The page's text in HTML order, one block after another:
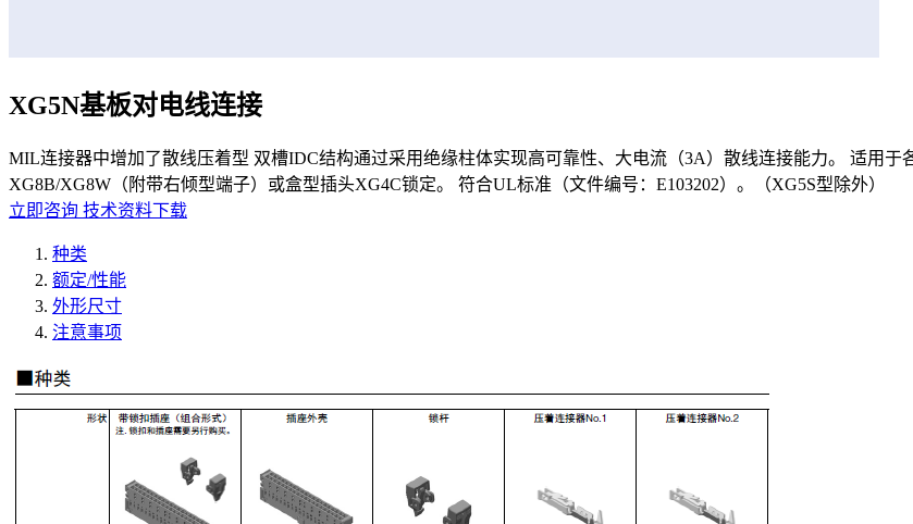
XG5N基板对电线连接
MIL连接器中增加了散线压着型 双槽IDC结构通过采用绝缘柱体实现高可靠性、大电流（3A）散线连接能力。 适用
XG8B/XG8W（附带右倾型端子）或盒型插头XG4C锁定。 符合UL标准（文件编号：E103202）。（XG5S型除外）
立即咨询 技术资料下载
种类
额定/性能
外形尺寸
注意事项